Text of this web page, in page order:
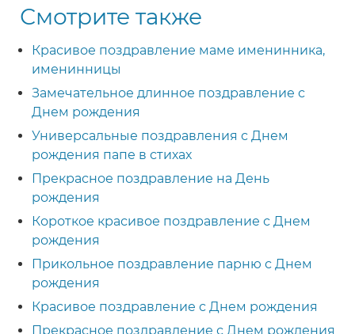
Смотрите также
Красивое поздравление маме именинника,
именинницы
Замечательное длинное поздравление с
Днем рождения
Универсальные поздравления с Днем
рождения папе в стихах
Прекрасное поздравление на День
рождения
Короткое красивое поздравление с Днем
рождения
Прикольное поздравление парню с Днем
рождения
Красивое поздравление с Днем рождения
Прекрасное поздравление с Днем рождения